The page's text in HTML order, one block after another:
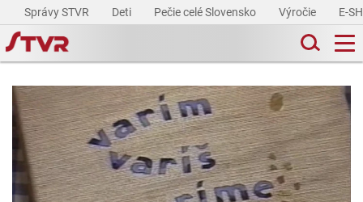
Správy STVR Deti Pečie celé Slovensko Výročie E-